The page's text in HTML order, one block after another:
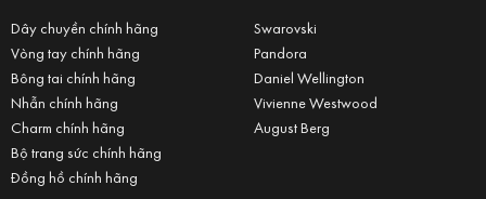
Dây chuyền chính hãng
Vòng tay chính hãng
Bông tai chính hãng
Nhẫn chính hãng
Charm chính hãng
Bộ trang sức chính hãng
Đồng hồ chính hãng
Swarovski
Pandora
Daniel Wellington
Vivienne Westwood
August Berg